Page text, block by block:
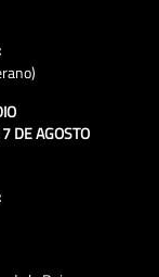
DE AGOSTO